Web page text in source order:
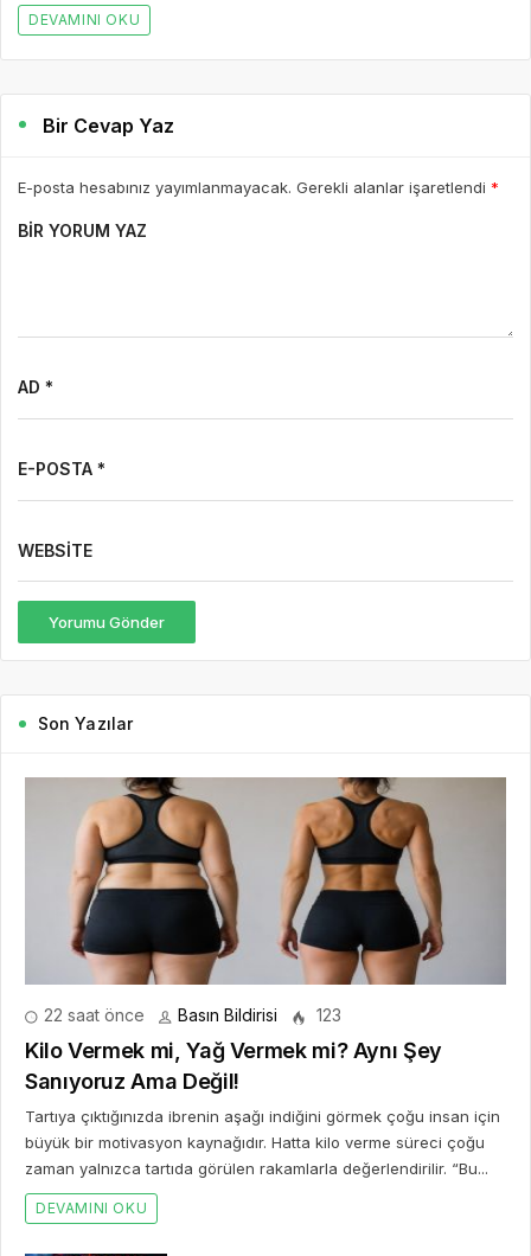
DEVAMINI OKU
Bir Cevap Yaz
E-posta hesabınız yayımlanmayacak. Gerekli alanlar işaretlendi *
BIR YORUM YAZ
AD *
E-POSTA *
WEBSITE
Yorumu Gönder
Son Yazılar
22 saat önce Basın Bildirisi 123
Kilo Vermek mi, Yağ Vermek mi? Aynı Şey
Sanıyoruz Ama Değil!
Tartıya çıktığınızda ibrenin aşağı indiğini görmek çoğu insan için
büyük bir motivasyon kaynağıdır. Hatta kilo verme süreci çoğu
zaman yalnızca tartıda görülen rakamlarla değerlendirilir. “Bu...
DEVAMINI OKU